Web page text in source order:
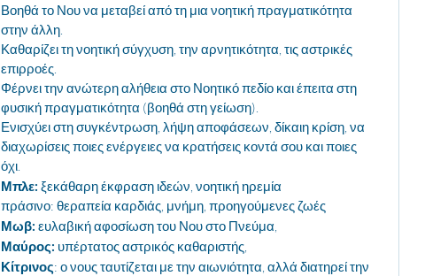
Βοηθά το Νου να μεταβεί από τη μια νοητική πραγματικότητα
στην άλλη.
Καθαρίζει τη νοητική σύγχυση, την αρνητικότητα, τις αστρικές
επιρροές.
Φέρνει την ανώτερη αλήθεια στο Νοητικό πεδίο και έπειτα στη
φυσική πραγματικότητα (βοηθά στη γείωση).
Ενισχύει στη συγκέντρωση, λήψη αποφάσεων, δίκαιη κρίση, να
διαχωρίσεις ποιες ενέργειες να κρατήσεις κοντά σου και ποιες
όχι.
Μπλε: ξεκάθαρη έκφραση ιδεών, νοητική ηρεμία
πράσινο: θεραπεία καρδιάς, μνήμη, προηγούμενες ζωές
Μωβ: ευλαβική αφοσίωση του Νου στο Πνεύμα,
Μαύρος: υπέρτατος αστρικός καθαριστής,
Κίτρινος: ο νους ταυτίζεται με την αιωνιότητα, αλλά διατηρεί την